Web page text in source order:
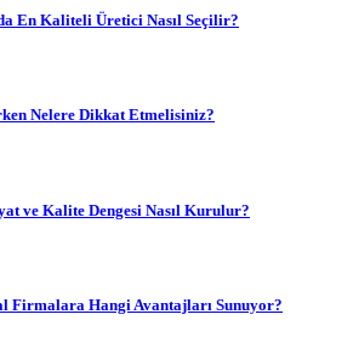
En Kaliteli Üretici Nasıl Seçilir?
Nelere Dikkat Etmelisiniz?
ve Kalite Dengesi Nasıl Kurulur?
Firmalara Hangi Avantajları Sunuyor?